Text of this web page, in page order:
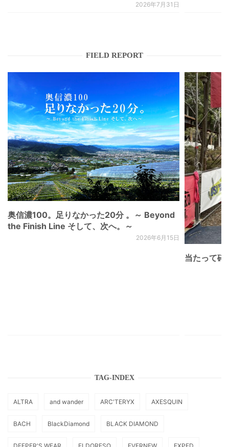
2026年7月31日
FIELD REPORT
奥信濃100。足りなかった20分 。～ Beyond
the Finish Line そして、次へ。～
2026年6月15日
当たって砕
TAG-INDEX
ALTRA and wander ARC'TERYX AXESQUIN
BACH BlackDiamond BLACK DIAMOND